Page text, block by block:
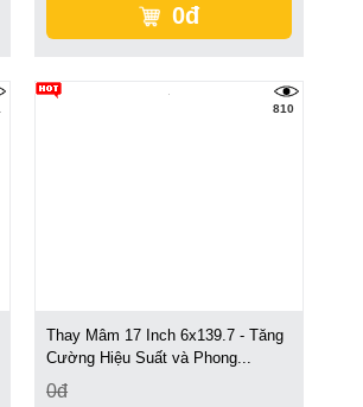
0đ
810
Thay Mâm 17 Inch 6x139.7 - Tăng
Cường Hiệu Suất và Phong...
0đ